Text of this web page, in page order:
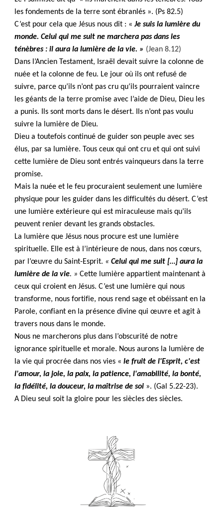
les fondements de la terre sont ébranlés ». (Ps 82.5)
C’est pour cela que Jésus nous dit : «Je suis la lumière du
monde. Celui qui me suit ne marchera pas dans les
ténèbres : il aura la lumière de la vie. » (Jean 8.12)
Dans l’Ancien Testament, Israël devait suivre la colonne de
nuée et la colonne de feu. Le jour où ils ont refusé de
suivre, parce qu’ils n’ont pas cru qu‘ils pourraient vaincre
les géants de la terre promise avec l’aide de Dieu, Dieu les
a punis. Ils sont morts dans le désert. Ils n’ont pas voulu
suivre la lumière de Dieu.
Dieu a toutefois continué de guider son peuple avec ses
élus, par sa lumière. Tous ceux qui ont cru et qui ont suivi
cette lumière de Dieu sont entrés vainqueurs dans la terre
promise.
Mais la nuée et le feu procuraient seulement une lumière
physique pour les guider dans les difficultés du désert. C’est
une lumière extérieure qui est miraculeuse mais qu’ils
peuvent renier devant les grands obstacles.
La lumière que Jésus nous procure est une lumière
spirituelle. Elle est à l’intérieure de nous, dans nos cœurs,
par l’œuvre du Saint-Esprit. «Celui qui me suit […] aura la
lumière de la vie. » Cette lumière appartient maintenant à
ceux qui croient en Jésus. C’est une lumière qui nous
transforme, nous fortifie, nous rend sage et obéissant en la
Parole, confiant en la présence divine qui œuvre et agit à
travers nous dans le monde.
Nous ne marcherons plus dans l’obscurité de notre
ignorance spirituelle et morale. Nous aurons la lumière de
la vie qui procrée dans nos vies «le fruit de l'Esprit, c'est
l'amour, la joie, la paix, la patience, l'amabilité, la bonté,
la fidélité, la douceur, la maîtrise de soi ». (Gal 5.22-23).
A Dieu seul soit la gloire pour les siècles des siècles.